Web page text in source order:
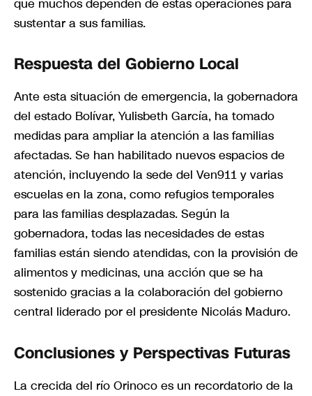
sustentar a sus familias.
Respuesta del Gobierno Local
Ante esta situación de emergencia, la gobernadora
del estado Bolívar, Yulisbeth García, ha tomado
medidas para ampliar la atención a las familias
afectadas. Se han habilitado nuevos espacios de
atención, incluyendo la sede del Ven911 y varias
escuelas en la zona, como refugios temporales
para las familias desplazadas. Según la
gobernadora, todas las necesidades de estas
familias están siendo atendidas, con la provisión de
alimentos y medicinas, una acción que se ha
sostenido gracias a la colaboración del gobierno
central liderado por el presidente Nicolás Maduro.
Conclusiones y Perspectivas Futuras
La crecida del río Orinoco es un recordatorio de la